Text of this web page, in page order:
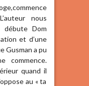
nous
débute Dom
et d’une
Gusman a pu
commence.
quand il
au « ta